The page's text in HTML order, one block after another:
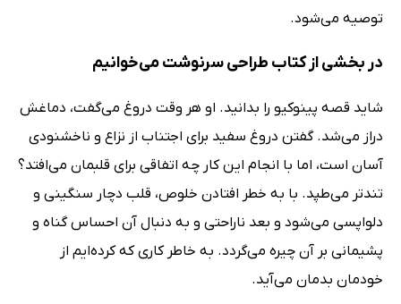
توصیه می‌شود.
در بخشی از کتاب طراحی سرنوشت می‌خوانیم
شاید قصه پینوکیو را بدانید. او هر وقت دروغ می‌گفت، دماغش
دراز می‌شد. گفتن دروغ سفید برای اجتناب از نزاع و ناخشنودی
آسان است، اما با انجام این کار چه اتفاقی برای قلبمان می‌افتد؟
تندتر می‌طپد. با به خطر افتادن خلوص، قلب دچار سنگینی و
دلواپسی می‌شود و بعد ناراحتی‌ و به دنبال آن احساس گناه و
پشیمانی بر آن چیره می‌گردد. به خاطر کاری که کرده‌ایم از
خودمان بدمان می‌آید.